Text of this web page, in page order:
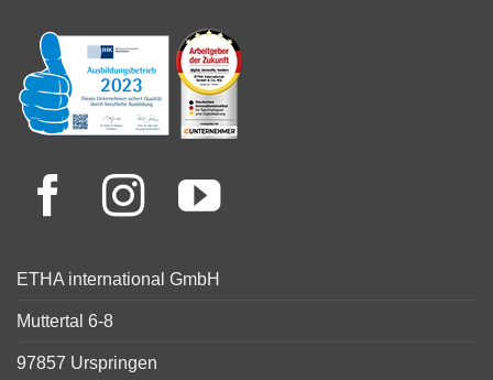
ETHA international GmbH
Muttertal 6-8
97857 Urspringen